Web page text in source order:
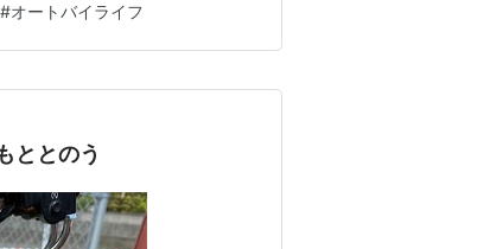
ンストすることがよくあるの
…
#オートバイライフ
ととのう